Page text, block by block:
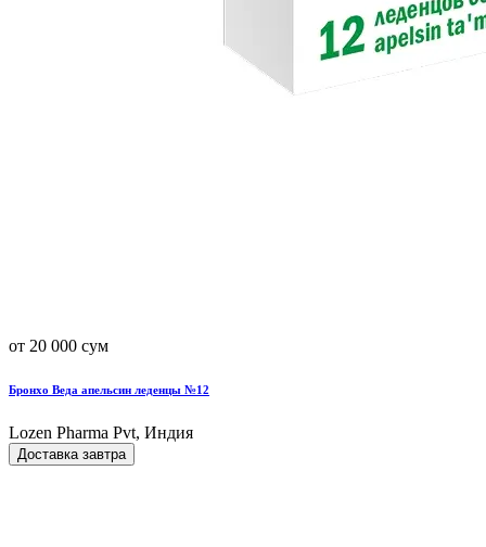
от 20 000 сум
Бронхо Веда апельсин леденцы №12
Lozen Pharma Pvt, Индия
Доставка завтра